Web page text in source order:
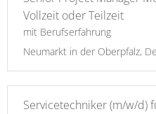
Vollzeit oder Teilzeit
mit Berufserfahrung
Neumarkt in der Oberpfalz,
Servicetechniker (m/w/d)